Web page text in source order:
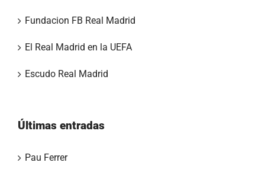
Fundacion FB Real Madrid
El Real Madrid en la UEFA
Escudo Real Madrid
Últimas entradas
Pau Ferrer